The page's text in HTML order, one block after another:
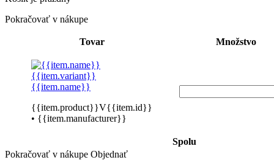
Pokračovať v nákupe
Tovar Množstvo
{{item.variant}}
{{item.name}}
{{item.product}}V{{item.id}}
• {{item.manufacturer}}
Spolu
Pokračovať v nákupe Objednať